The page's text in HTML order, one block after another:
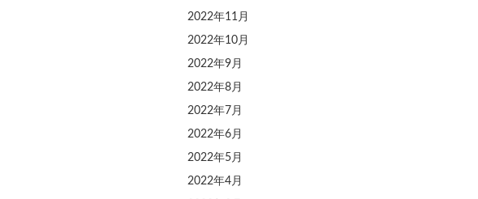
2022年11月
2022年10月
2022年9月
2022年8月
2022年7月
2022年6月
2022年5月
2022年4月